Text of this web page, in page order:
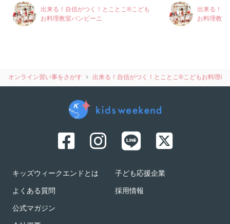
出来る！自信がつく！とことこ®️こども
お料理教室バンビーニ
出来る！
お料理教室
オンライン習い事をさがす 出来る！自信がつく！とことこ®️こどもお料理教
キッズウィークエンドとは
よくある質問
公式マガジン
子ども応援企業
採用情報